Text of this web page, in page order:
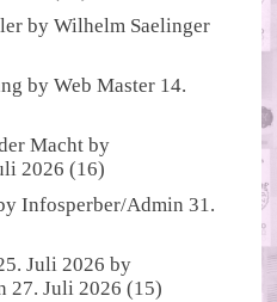
byWilhelm Saelinger
byWeb Master 14.
Macht by
2026 (16)
Infosperber/Admin 31.
Juli 2026 by
27. Juli 2026 (15)